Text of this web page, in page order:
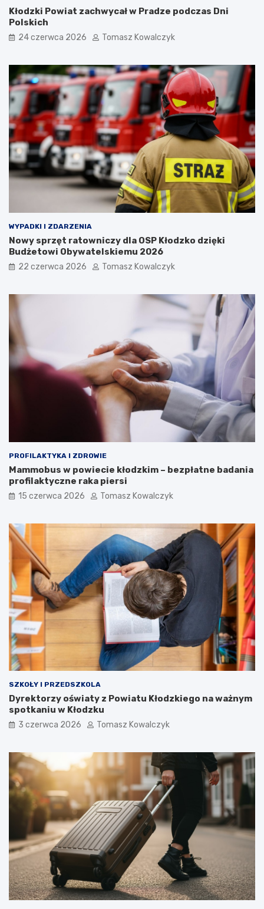
Kłodzki Powiat zachwycał w Pradze podczas Dni
Polskich
24 czerwca 2026 Tomasz Kowalczyk
WYPADKI I ZDARZENIA
Nowy sprzęt ratowniczy dla OSP Kłodzko dzięki
Budżetowi Obywatelskiemu 2026
22 czerwca 2026 Tomasz Kowalczyk
PROFILAKTYKA I ZDROWIE
Mammobus w powiecie kłodzkim – bezpłatne badania
profilaktyczne raka piersi
15 czerwca 2026 Tomasz Kowalczyk
SZKOŁY I PRZEDSZKOLA
Dyrektorzy oświaty z Powiatu Kłodzkiego na ważnym
spotkaniu w Kłodzku
3 czerwca 2026 Tomasz Kowalczyk